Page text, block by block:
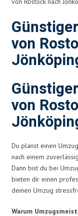
von
von
Du planst einen
nach einem
Dann bist du bei
bieten dir einen
deinen Umzug
Warum